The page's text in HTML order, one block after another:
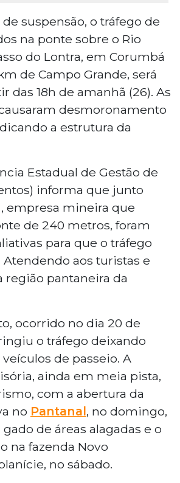
suspensão, o tráfego de
na ponte sobre o Rio
do Lontra, em Corumbá
de Campo Grande, será
das 18h de amanhã (26). As
desmoronamento
a estrutura da
Estadual de Gestão de
informa que junto
empresa mineira que
de 240 metros, foram
para que o tráfego
Atendendo aos turistas e
região pantaneira da
ocorrido no dia 20 de
o tráfego deixando
de passeio. A
ainda em meia pista,
com a abertura da
no Pantanal, no domingo,
de áreas alagadas e o
na fazenda Novo
no sábado.